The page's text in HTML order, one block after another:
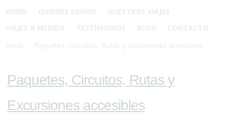
Inicio
Paquetes, Circuitos, Rutas y Excursiones accesibles
Paquetes, Circuitos, Rutas y
Excursiones accesibles